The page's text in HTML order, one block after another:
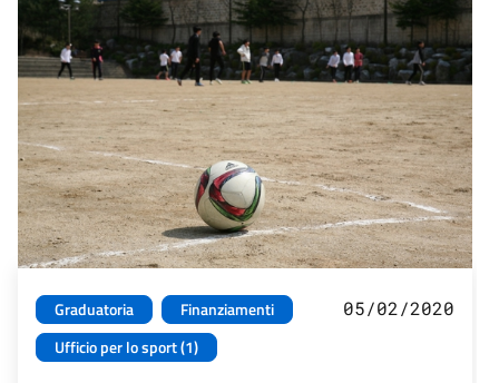
Graduatoria
Finanziamenti
Ufficio per lo sport (1)
05/02/2020